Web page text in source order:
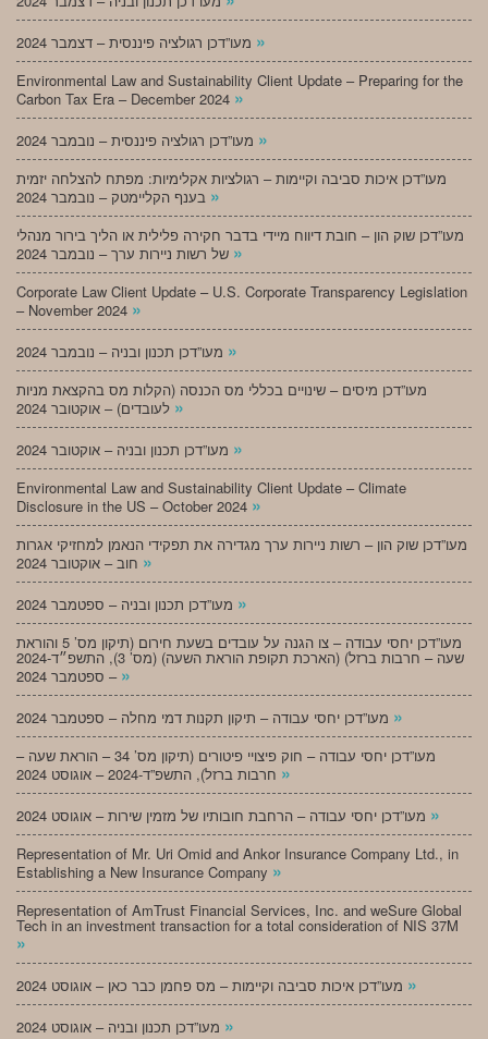
»
Environmental Law and Sustainability Client Update – Preparing for the
Carbon Tax Era – December 2024 »
»
מעו”דכן איכות סביבה וקיימות – רגולציות אקלימיות: מפתח להצלחה יזמית
»
מעו”דכן שוק הון – חובת דיווח מיידי בדבר חקירה פלילית או הליך בירור מנהלי
»
Corporate Law Client Update – U.S. Corporate Transparency Legislation
– November 2024 »
»
מעו”דכן מיסים – שינויים בכללי מס הכנסה (הקלות מס בהקצאת מניות
»
»
Environmental Law and Sustainability Client Update – Climate
Disclosure in the US – October 2024 »
מעו”דכן שוק הון – רשות ניירות ערך מגדירה את תפקידי הנאמן למחזיקי אגרות
»
»
מעו”דכן יחסי עבודה – צו הגנה על עובדים בשעת חירום (תיקון מס’ 5 והוראת
שעה – חרבות ברזל) (הארכת תקופת הוראת השעה) (מס’ 3), התשפ״ד-2024
– ספטמבר 2024 »
»
מעו”דכן יחסי עבודה – חוק פיצויי פיטורים (תיקון מס’ 34 – הוראת שעה –
»
»
Representation of Mr. Uri Omid and Ankor Insurance Company Ltd., in
Establishing a New Insurance Company »
Representation of AmTrust Financial Services, Inc. and weSure Global
Tech in an investment transaction for a total consideration of NIS 37M
»
»
»